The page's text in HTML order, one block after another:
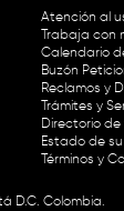
Atención al
Trabaja con
Calendario
Buzón
Reclamos y
Trámites y
Directorio de
Estado de
Términos y
D.C. Colombia.